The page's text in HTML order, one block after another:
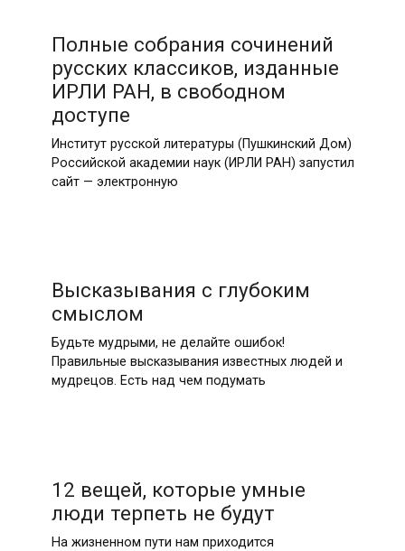
Полные собрания сочинений
русских классиков, изданные
ИРЛИ РАН, в свободном
доступе
Институт русской литературы (Пушкинский Дом)
Российской академии наук (ИРЛИ РАН) запустил
сайт — электронную
Высказывания с глубоким
смыслом
Будьте мудрыми, не делайте ошибок!
Правильные высказывания известных людей и
мудрецов. Есть над чем подумать
12 вещей, которые умные
люди терпеть не будут
На жизненном пути нам приходится